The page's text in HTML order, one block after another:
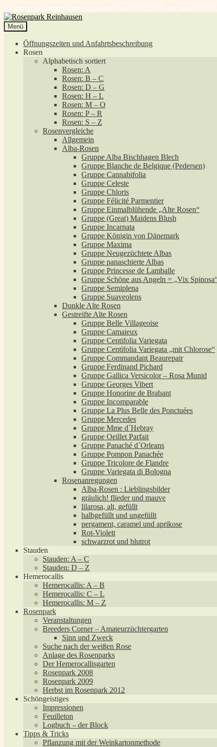
Achtung, geänderte Öffnungszeiten! Am 31.07.2026 nur von 10-13
Zur
Navigation
springen
Zum
Inhalt
springen
Menü
Öffnungszeiten und Anfahrtsbeschreibung
Rosen
Alphabetisch sortiert
Rosen: A
Rosen: B – C
Rosen: D – G
Rosen: H – L
Rosen: M – O
Rosen: P – R
Rosen: S – Z
Rosenvergleiche
Allgemein
Alba-Rosen
Gruppe Alba Bischhagen Blech
Gruppe Blanche de Belgique (Pedersen)
Gruppe Cannabifolia
Gruppe Celeste
Gruppe Chloris
Gruppe Félicité Parmentier
Gruppe Einmalblühende „Alte Rosen“
Gruppe (Great) Maidens Blush
Gruppe Incarnata
Gruppe Königin von Dänemark
Gruppe Maxima
Gruppe Neugezüchtete Albas
Gruppe panaschierte Albas
Gruppe Princesse de Lamballe
Gruppe Schöne aus Angeln = „Vix
Gruppe Semiplena
Gruppe Suaveolens
Dunkle Alte Rosen
Gestreifte Alte Rosen
Gruppe Belle Villageoise
Gruppe Camaieux
Gruppe Centifolia Variegata
Gruppe Centifolia Variegata „mit Chlorose“
Gruppe Commandant Beaurepair
Gruppe Ferdinand Pichard
Gruppe Gallica Versicolor – Rosa Munid
Gruppe Georges Vibert
Gruppe Honorine de Brabant
Gruppe Incomparable
Gruppe La Plus Belle des Ponctuées
Gruppe Mercedes
Gruppe Mme d´Hebray
Gruppe Oeillet Parfait
Gruppe Panaché d´Orleans
Gruppe Pompon Panachée
Gruppe Tricolore de Flandre
Gruppe Variegata di Bologna
Rosenanregungen
Alba-Rosen : Lieblingsbilder
gräulich! flieder und mauve
lilarosa, alt, gefüllt
halbgefüllt und ungefüllt
pergament, caramel und aprikose
Rot-Violett
schwarzrot und blutrot
Stauden
Stauden: A – C
Stauden: D – Z
Hemerocallis
Hemerocallis: A – B
Hemerocallis: C – L
Hemerocallis: M – Z
Rosenpark
Veranstaltungen
Breeders Corner – Amateurzüchtergarten
Sinn und Zweck
Suche nach der weißen Rose
Anlage des Rosenparks
Der Hemerocallisgarten
Rosenpark 2008
Rosenpark 2009
Herbst im Rosenpark 2012
Schöngeistiges
Impressionen
Feuilleton
Logbuch – der Block
Tipps & Tricks
Pflanzung mit der Weinkartonmethode